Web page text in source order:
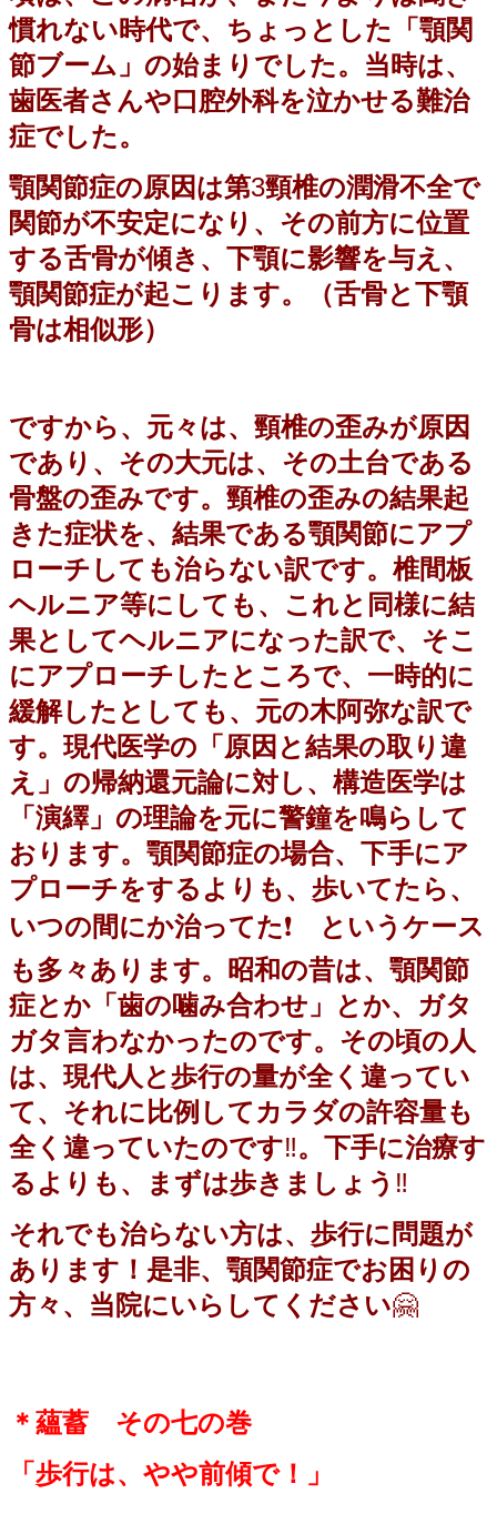
慣れない時代で、ちょっとした「顎関
節ブーム」の始まりでした。当時は、
歯医者さんや口腔外科を泣かせる難治
症でした。
顎関節症の原因は第3頸椎の潤滑不全で
関節が不安定になり、その前方に位置
する舌骨が傾き、下顎に影響を与え、
顎関節症が起こります。（舌骨と下顎
骨は相似形）
ですから、元々は、頸椎の歪みが原因
であり、その大元は、その土台である
骨盤の歪みです。頸椎の歪みの結果起
きた症状を、結果である顎関節にアプ
ローチしても治らない訳です。椎間板
ヘルニア等にしても、これと同様に結
果としてヘルニアになった訳で、そこ
にアプローチしたところで、一時的に
緩解したとしても、元の木阿弥な訳で
す。現代医学の「原因と結果の取り違
え」の帰納還元論に対し、構造医学は
「演繹」の理論を元に警鐘を鳴らして
おります。顎関節症の場合、下手にア
プローチをするよりも、歩いてたら、
いつの間にか治ってた❗️
というケース
も多々あります。昭和の昔は、顎関節
症とか「歯の噛み合わせ」とか、ガタ
ガタ言わなかったのです。その頃の人
は、現代人と歩行の量が全く違ってい
て、それに比例してカラダの許容量も
全く違っていたのです‼️。下手に治療す
るよりも、まずは歩きましょう ‼️
それでも治らない方は、歩行に問題が
あります！是非、顎関節症でお困りの
方々、当院にいらしてください🤗
＊蘊蓄 その七の巻
「歩行は、やや前傾で！」